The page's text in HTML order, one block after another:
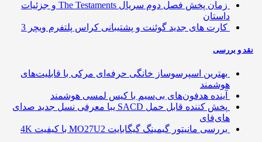
زمان پخش فصل دوم سریال The Testaments و جزئیات
داستان
کارت های جدید گوئنت و پشتیبانی کراس پلتفرم ویچر 3
و بررسی
بهترین اسپرسوساز خانگی حرفه‌ای مرکی با قابلیت‌های
هوشمند
آینده هدفون‌های بی‌سیم با کیس لمسی هوشمند
پخش کننده قابل حمل SACD یبا معرفی نسل جدید صدای
های‌فای
بررسی مانیتور گیمینگ گیگابایت MO27U2 با کیفیت 4K